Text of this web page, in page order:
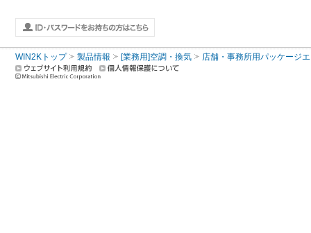
WIN2Kトップ 製品情報 [業務用]空調・換気 店舗・事務所用パッケージ